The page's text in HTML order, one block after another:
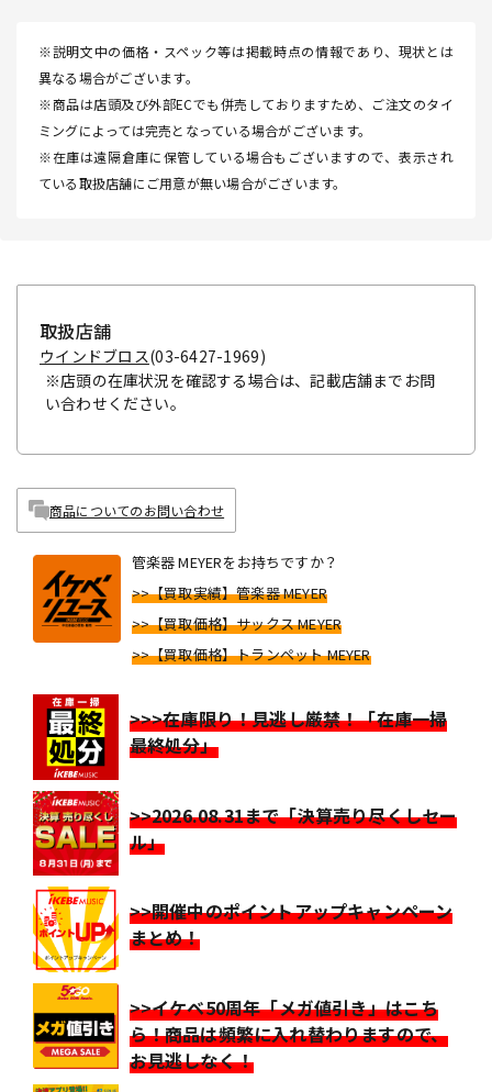
※説明文中の価格・スペック等は掲載時点の情報であり、現状とは
異なる場合がございます。
※商品は店頭及び外部ECでも併売しておりますため、ご注文のタイ
ミングによっては完売となっている場合がございます。
※在庫は遠隔倉庫に保管している場合もございますので、表示され
ている取扱店舗にご用意が無い場合がございます。
取扱店舗
ウインドブロス(03-6427-1969)
※店頭の在庫状況を確認する場合は、記載店舗までお問
い合わせください。
商品についてのお問い合わせ
管楽器 MEYERをお持ちですか？
>>【買取実績】管楽器 MEYER
>>【買取価格】サックス MEYER
>>【買取価格】トランペット MEYER
>>>在庫限り！見逃し厳禁！「在庫一掃
最終処分」
>>2026.08.31まで「決算売り尽くしセー
ル」
>>開催中のポイントアップキャンペーン
まとめ！
>>イケベ50周年「メガ値引き」はこち
ら！商品は頻繁に入れ替わりますので、
お見逃しなく！